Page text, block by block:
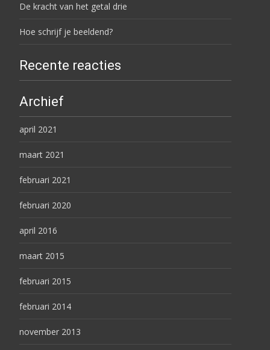
De kracht van het getal drie
Hoe schrijf je beeldend?
Recente reacties
Archief
april 2021
maart 2021
februari 2021
februari 2020
april 2016
maart 2015
februari 2015
februari 2014
november 2013